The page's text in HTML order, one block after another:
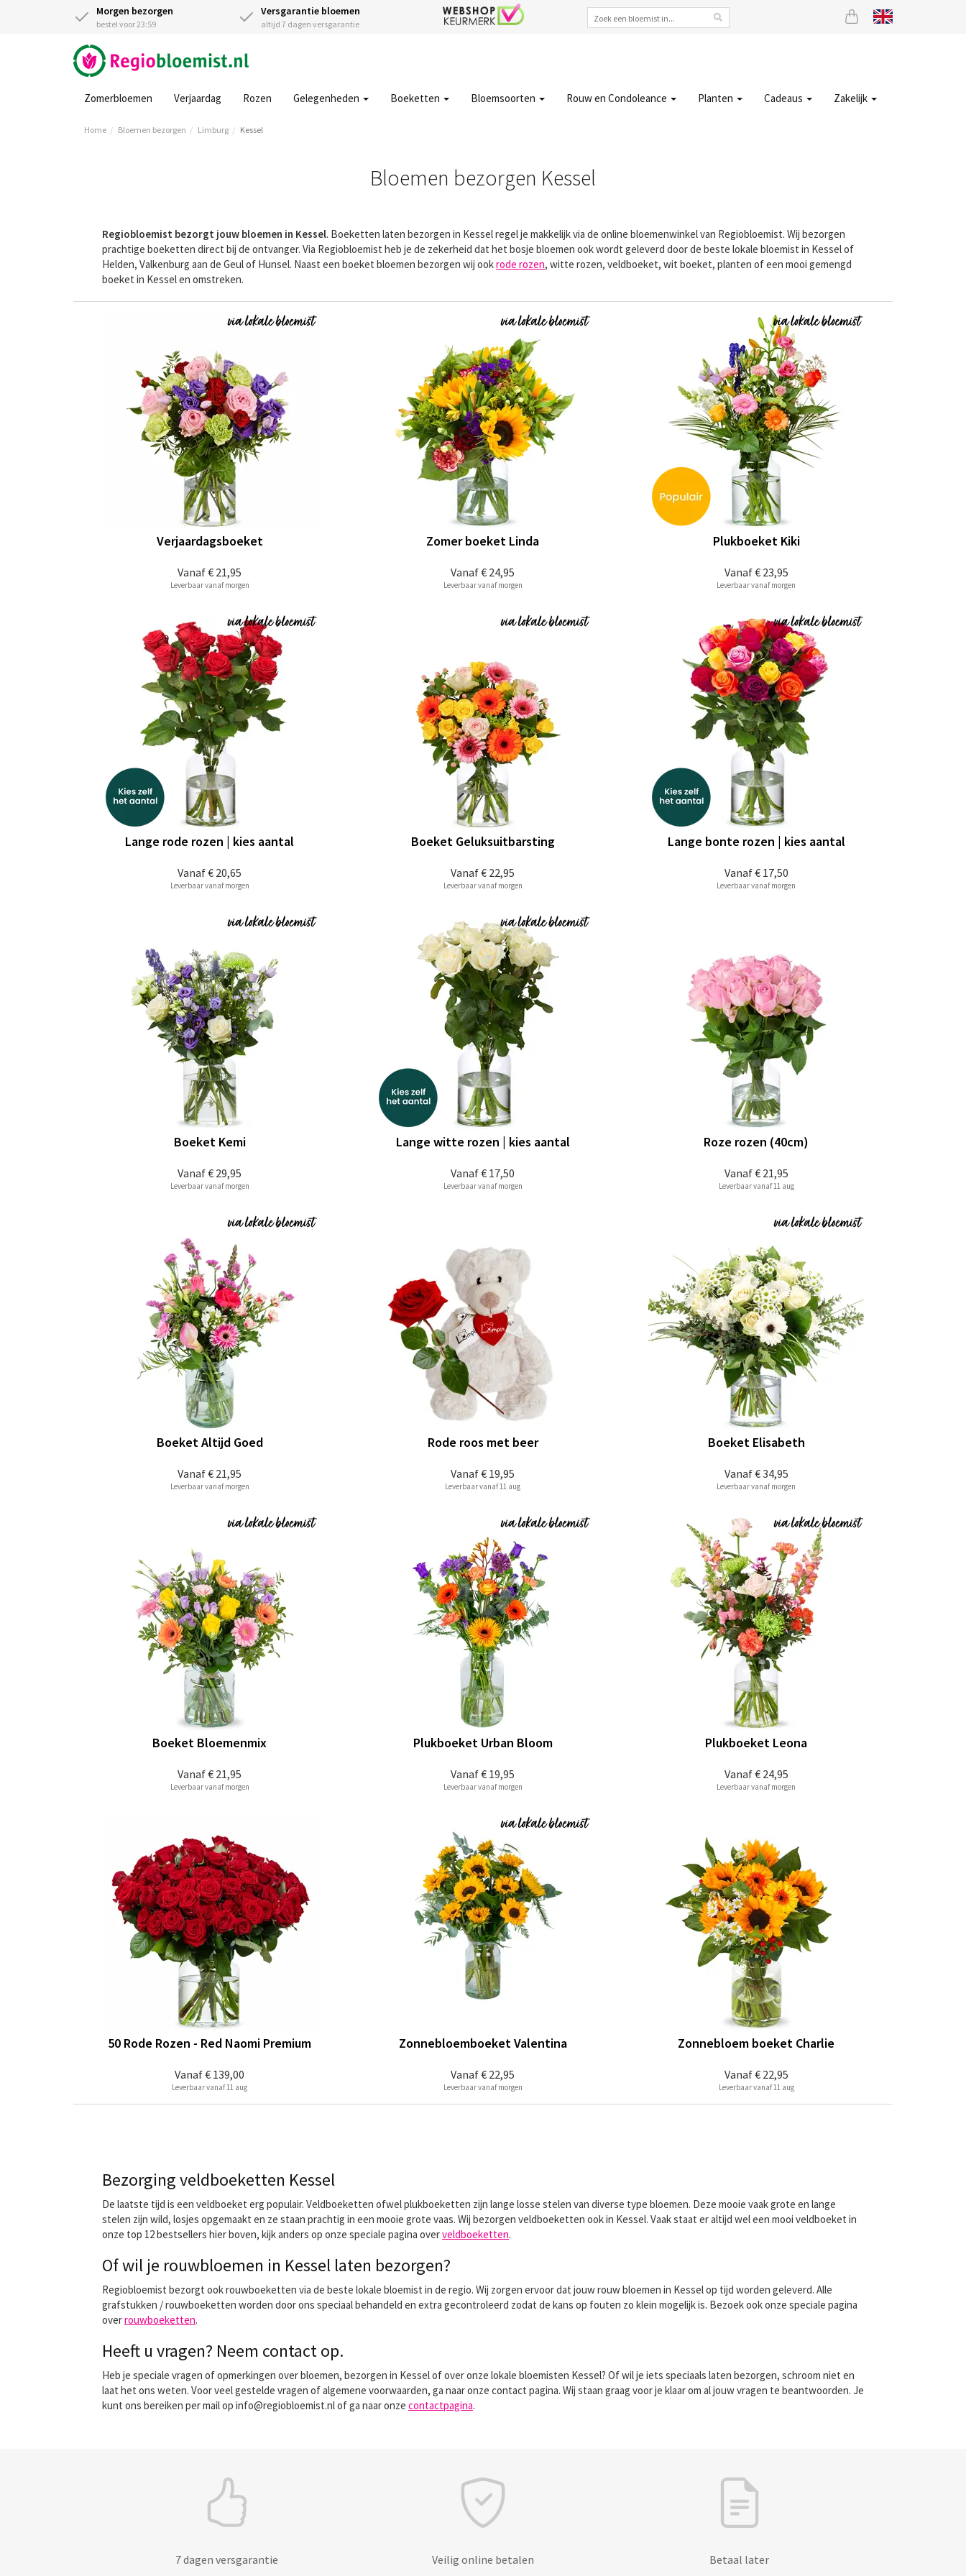
Morgen bezorgen
bestel voor 23:59
Versgarantie bloemen
altijd 7 dagen versgarantie
Zomerbloemen Verjaardag Rozen Gelegenheden Boeketten Bloemsoorten Rouw en Condoleance Planten Cadeaus Zakelijk
Home Bloemen bezorgen Limburg Kessel
Bloemen bezorgen Kessel
Regiobloemist bezorgt jouw bloemen in Kessel. Boeketten laten bezorgen in Kessel regel je makkelijk via de online bloemenwinkel van Regiobloemist. Wij bezorgen
prachtige boeketten direct bij de ontvanger. Via Regiobloemist heb je de zekerheid dat het bosje bloemen ook wordt geleverd door de beste lokale bloemist in Kessel of
Helden, Valkenburg aan de Geul of Hunsel. Naast een boeket bloemen bezorgen wij ookrode rozen, witte rozen, veldboeket, wit boeket, planten of een mooi gemengd
boeket in Kessel en omstreken.
Vanaf€ 21,95
Verjaardagsboeket
Leverbaar vanaf morgen
Vanaf€ 24,95
Zomer boeket Linda
Leverbaar vanaf morgen
Vanaf€ 23,95
Plukboeket Kiki
Leverbaar vanaf morgen
Vanaf€ 20,65
Lange rode rozen | kies aantal
Leverbaar vanaf morgen
Vanaf€ 22,95
Boeket Geluksuitbarsting
Leverbaar vanaf morgen
Vanaf€ 17,50
Lange bonte rozen | kies aantal
Leverbaar vanaf morgen
Vanaf€ 29,95
Boeket Kemi
Leverbaar vanaf morgen
Vanaf€ 17,50
Lange witte rozen | kies aantal
Leverbaar vanaf morgen
Vanaf€ 21,95
Roze rozen (40cm)
Leverbaar vanaf 11 aug
Vanaf€ 21,95
Boeket Altijd Goed
Leverbaar vanaf morgen
Vanaf€ 19,95
Rode roos met beer
Leverbaar vanaf 11 aug
Vanaf€ 34,95
Boeket Elisabeth
Leverbaar vanaf morgen
Vanaf€ 21,95
Boeket Bloemenmix
Leverbaar vanaf morgen
Vanaf€ 19,95
Plukboeket Urban Bloom
Leverbaar vanaf morgen
Vanaf€ 24,95
Plukboeket Leona
Leverbaar vanaf morgen
Vanaf€ 139,00
50 Rode Rozen - Red Naomi Premium
Leverbaar vanaf 11 aug
Vanaf€ 22,95
Zonnebloemboeket Valentina
Leverbaar vanaf morgen
Vanaf€ 22,95
Zonnebloem boeket Charlie
Leverbaar vanaf 11 aug
Bezorging veldboeketten Kessel
De laatste tijd is een veldboeket erg populair. Veldboeketten ofwel plukboeketten zijn lange losse stelen van diverse type bloemen. Deze mooie vaak grote en lange
stelen zijn wild, losjes opgemaakt en ze staan prachtig in een mooie grote vaas. Wij bezorgen veldboeketten ook in Kessel. Vaak staat er altijd wel een mooi veldboeket in
onze top 12 bestsellers hier boven, kijk anders op onze speciale pagina overveldboeketten.
Of wil je rouwbloemen in Kessel laten bezorgen?
Regiobloemist bezorgt ook rouwboeketten via de beste lokale bloemist in de regio. Wij zorgen ervoor dat jouw rouw bloemen in Kessel op tijd worden geleverd. Alle
grafstukken / rouwboeketten worden door ons speciaal behandeld en extra gecontroleerd zodat de kans op fouten zo klein mogelijk is. Bezoek ook onze speciale pagina
overrouwboeketten.
Heeft u vragen? Neem contact op.
Heb je speciale vragen of opmerkingen over bloemen, bezorgen in Kessel of over onze lokale bloemisten Kessel? Of wil je iets speciaals laten bezorgen, schroom niet en
laat het ons weten. Voor veel gestelde vragen of algemene voorwaarden, ga naar onze contact pagina. Wij staan graag voor je klaar om al jouw vragen te beantwoorden. Je
kunt ons bereiken per mail op info@regiobloemist.nl of ga naar onze contactpagina.
7 dagen versgarantie Veilig online betalen Betaal later